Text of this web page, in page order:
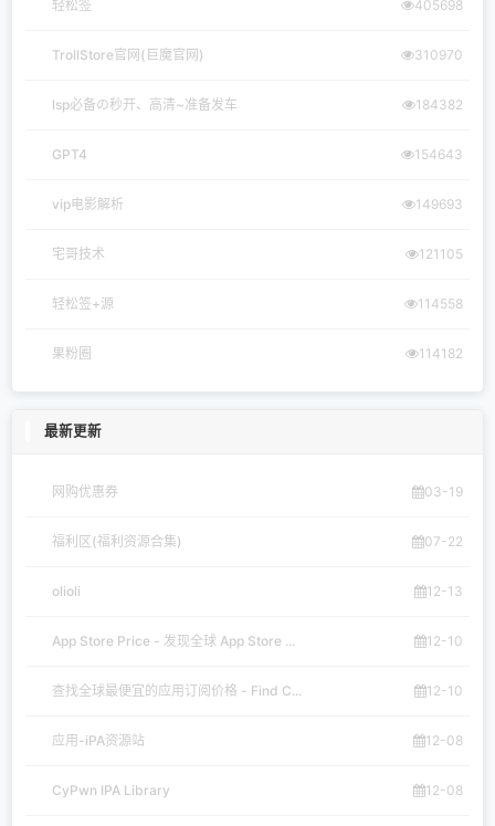
轻松签 405698
TrollStore官网(巨魔官网) 310970
lsp必备の秒开、高清~准备发车 184382
GPT4 154643
vip电影解析 149693
宅哥技术 121105
轻松签+源 114558
果粉圈 114182
最新更新
网购优惠券 03-19
福利区(福利资源合集) 07-22
olioli 12-13
App Store Price - 发现全球 App Store ... 12-10
查找全球最便宜的应用订阅价格 - Find C... 12-10
应用-iPA资源站 12-08
CyPwn IPA Library 12-08